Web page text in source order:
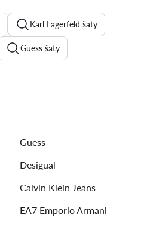
Karl Lagerfeld šaty
Guess šaty
Guess
Desigual
Calvin Klein Jeans
EA7 Emporio Armani